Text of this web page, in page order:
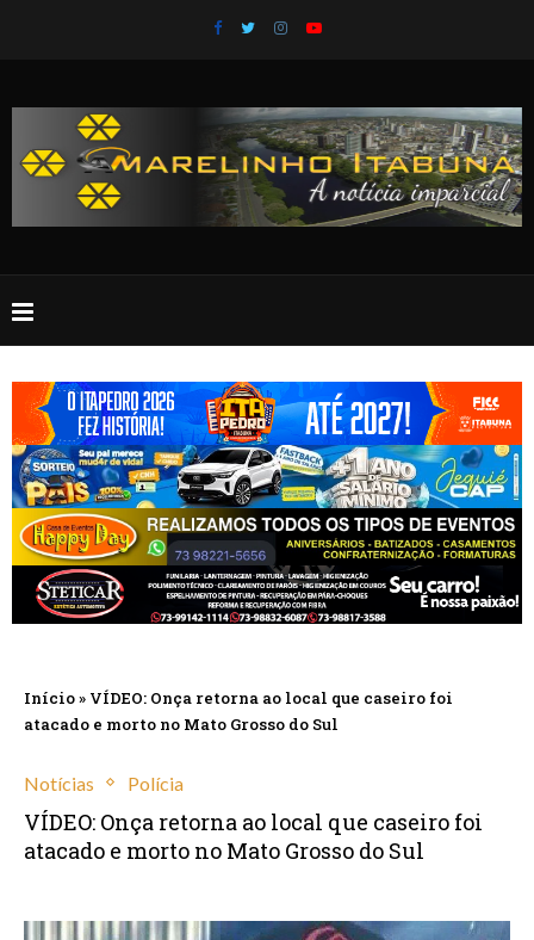
Início» VÍDEO: Onça retorna ao local que caseiro foi
atacado e morto no Mato Grosso do Sul
Notícias Polícia
VÍDEO: Onça retorna ao local que caseiro foi
atacado e morto no Mato Grosso do Sul